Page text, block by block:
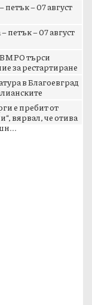
– 07 август
петък – 07 август
търси
за рестартиране
в Благоевград
е пребит от
вярвал, че отива